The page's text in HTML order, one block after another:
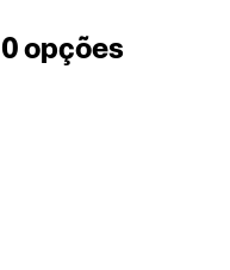
0 opções